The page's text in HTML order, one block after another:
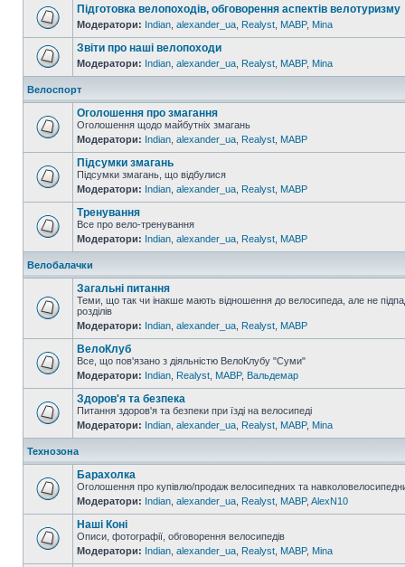
Підготовка велопоходів, обговорення аспектів велотуризму
Модератори: Indian alexander_ua Realyst MABP, Mina
Звіти про наші велопоходи
Модератори: Indian alexander_ua Realyst MABP, Mina
Велоспорт
Оголошення про змагання
Оголошення щодо майбутніх змагань
Модератори: Indian alexander_ua Realyst MABP
Підсумки змагань
Підсумки змагань, що відбулися
Модератори: Indian alexander_ua Realyst MABP
Тренування
Все про вело-тренування
Модератори: Indian alexander_ua Realyst MABP
Велобалачки
Загальні питання
Теми, що так чи інакше мають відношення до велосипеда, але не
розділів
Модератори: Indian alexander_ua Realyst MABP
ВелоКлуб
Все, що пов'язано з діяльністю ВелоКлубу "Суми"
Модератори: Indian Realyst MABP, Вальдемар
Здоров'я та безпека
Питання здоров'я та безпеки при їзді на велосипеді
Модератори: Indian alexander_ua Realyst MABP, Mina
Технозона
Барахолка
Оголошення про купівлю/продаж велосипедних та
Модератори: Indian alexander_ua Realyst MABP, AlexN10
Наші Коні
Описи, фотографії, обговорення велосипедів
Модератори: Indian alexander_ua Realyst MABP, Mina